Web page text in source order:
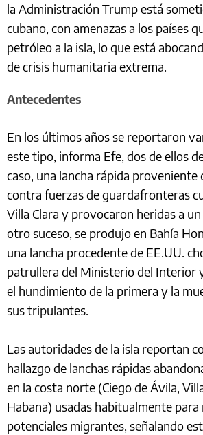
la Administración Trump está
cubano, con amenazas a los países
petróleo a la isla, lo que está
de crisis humanitaria extrema.
Antecedentes
En los últimos años se reportaron
este tipo, informa Efe, dos de ellos
caso, una lancha rápida proveniente
contra fuerzas de guardafronteras
Villa Clara y provocaron heridas a
otro suceso, se produjo en Bahía
una lancha procedente de EE.UU.
patrullera del Ministerio del Interior
el hundimiento de la primera y la
sus tripulantes.
Las autoridades de la isla reportan
hallazgo de lanchas rápidas
en la costa norte (Ciego de Ávila,
Habana) usadas habitualmente para
potenciales migrantes, señalando